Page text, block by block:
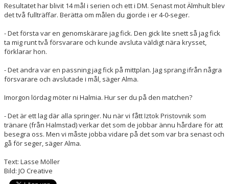
Resultatet har blivit 14 mål i serien och ett i DM. Senast mot Älmhult blev
det två fullträffar. Berätta om målen du gjorde i er 4-0-seger.
- Det första var en genomskärare jag fick. Den gick lite snett så jag fick
ta mig runt två försvarare och kunde avsluta väldigt nära krysset,
förklarar hon.
- Det andra var en passning jag fick på mittplan. Jag sprang ifrån några
försvarare och avslutade i mål, säger Alma.
Imorgon lördag möter ni Halmia. Hur ser du på den matchen?
- Det är ett lag där alla springer. Nu när vi fått Iztok Pristovnik som
tränare (från Halmstad) verkar det som de jobbar ännu hårdare för att
besegra oss. Men vi måste jobba vidare på det som var bra senast och
gå för seger, säger Alma.
Text: Lasse Möller
Bild: JO Creative